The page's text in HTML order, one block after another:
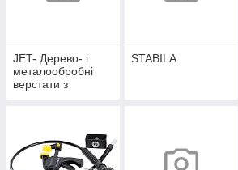
JET- Дерево- і
металообробні
верстати з
STABILA